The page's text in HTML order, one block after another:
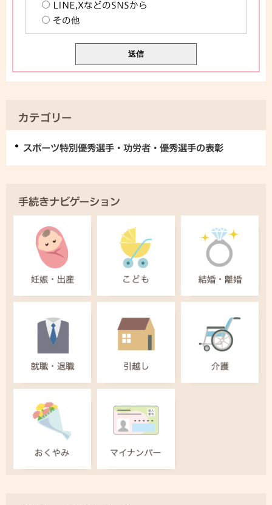
LINE,XなどのSNSから
その他
カテゴリー
スポーツ特別優秀選手・功労者・優秀選手の表彰
手続きナビゲーション